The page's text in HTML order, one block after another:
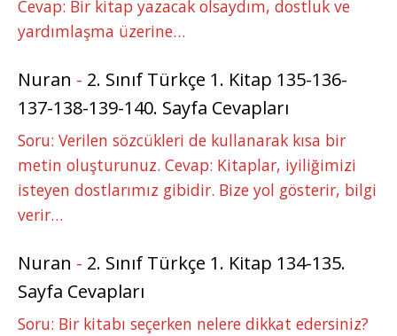
Cevap: Bir kitap yazacak olsaydım, dostluk ve
yardımlaşma üzerine…
Nuran - 2. Sınıf Türkçe 1. Kitap 135-136-
137-138-139-140. Sayfa Cevapları
Soru: Verilen sözcükleri de kullanarak kısa bir
metin oluşturunuz. Cevap: Kitaplar, iyiliğimizi
isteyen dostlarımız gibidir. Bize yol gösterir, bilgi
verir…
Nuran - 2. Sınıf Türkçe 1. Kitap 134-135.
Sayfa Cevapları
Soru: Bir kitabı seçerken nelere dikkat edersiniz?